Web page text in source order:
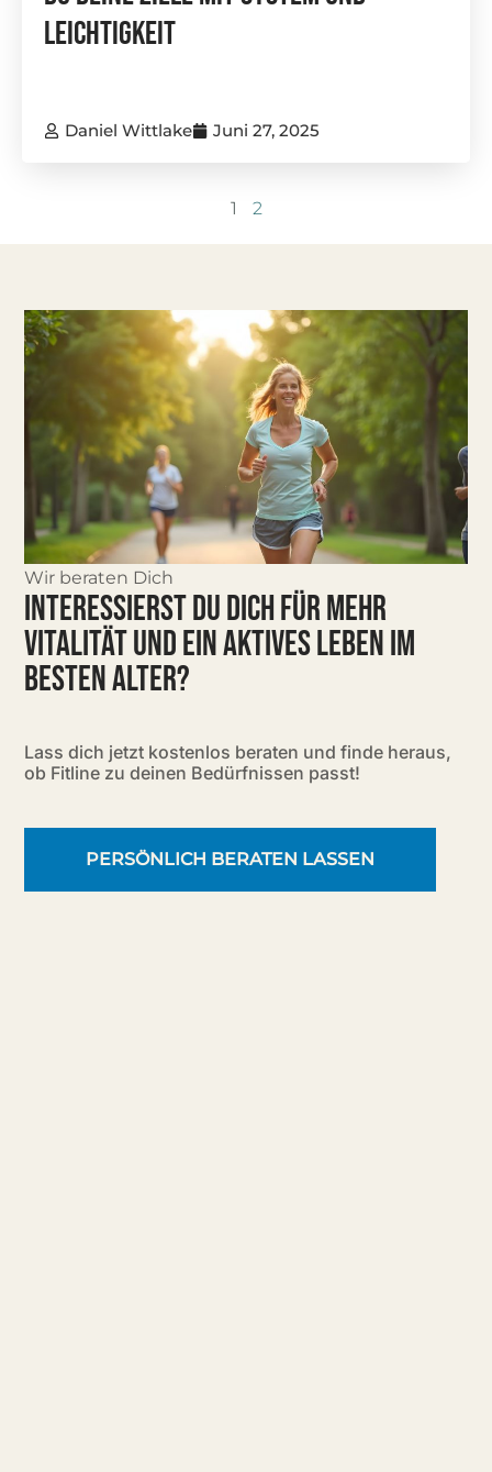
Leichtigkeit
Daniel Wittlake Juni 27, 2025
1 2
Wir beraten Dich
INTERESSIERST DU DICH FÜR MEHR
VITALITÄT UND EIN AKTIVES LEBEN IM
BESTEN ALTER?
Lass dich jetzt kostenlos beraten und finde heraus,
ob Fitline zu deinen Bedürfnissen passt!
PERSÖNLICH BERATEN LASSEN